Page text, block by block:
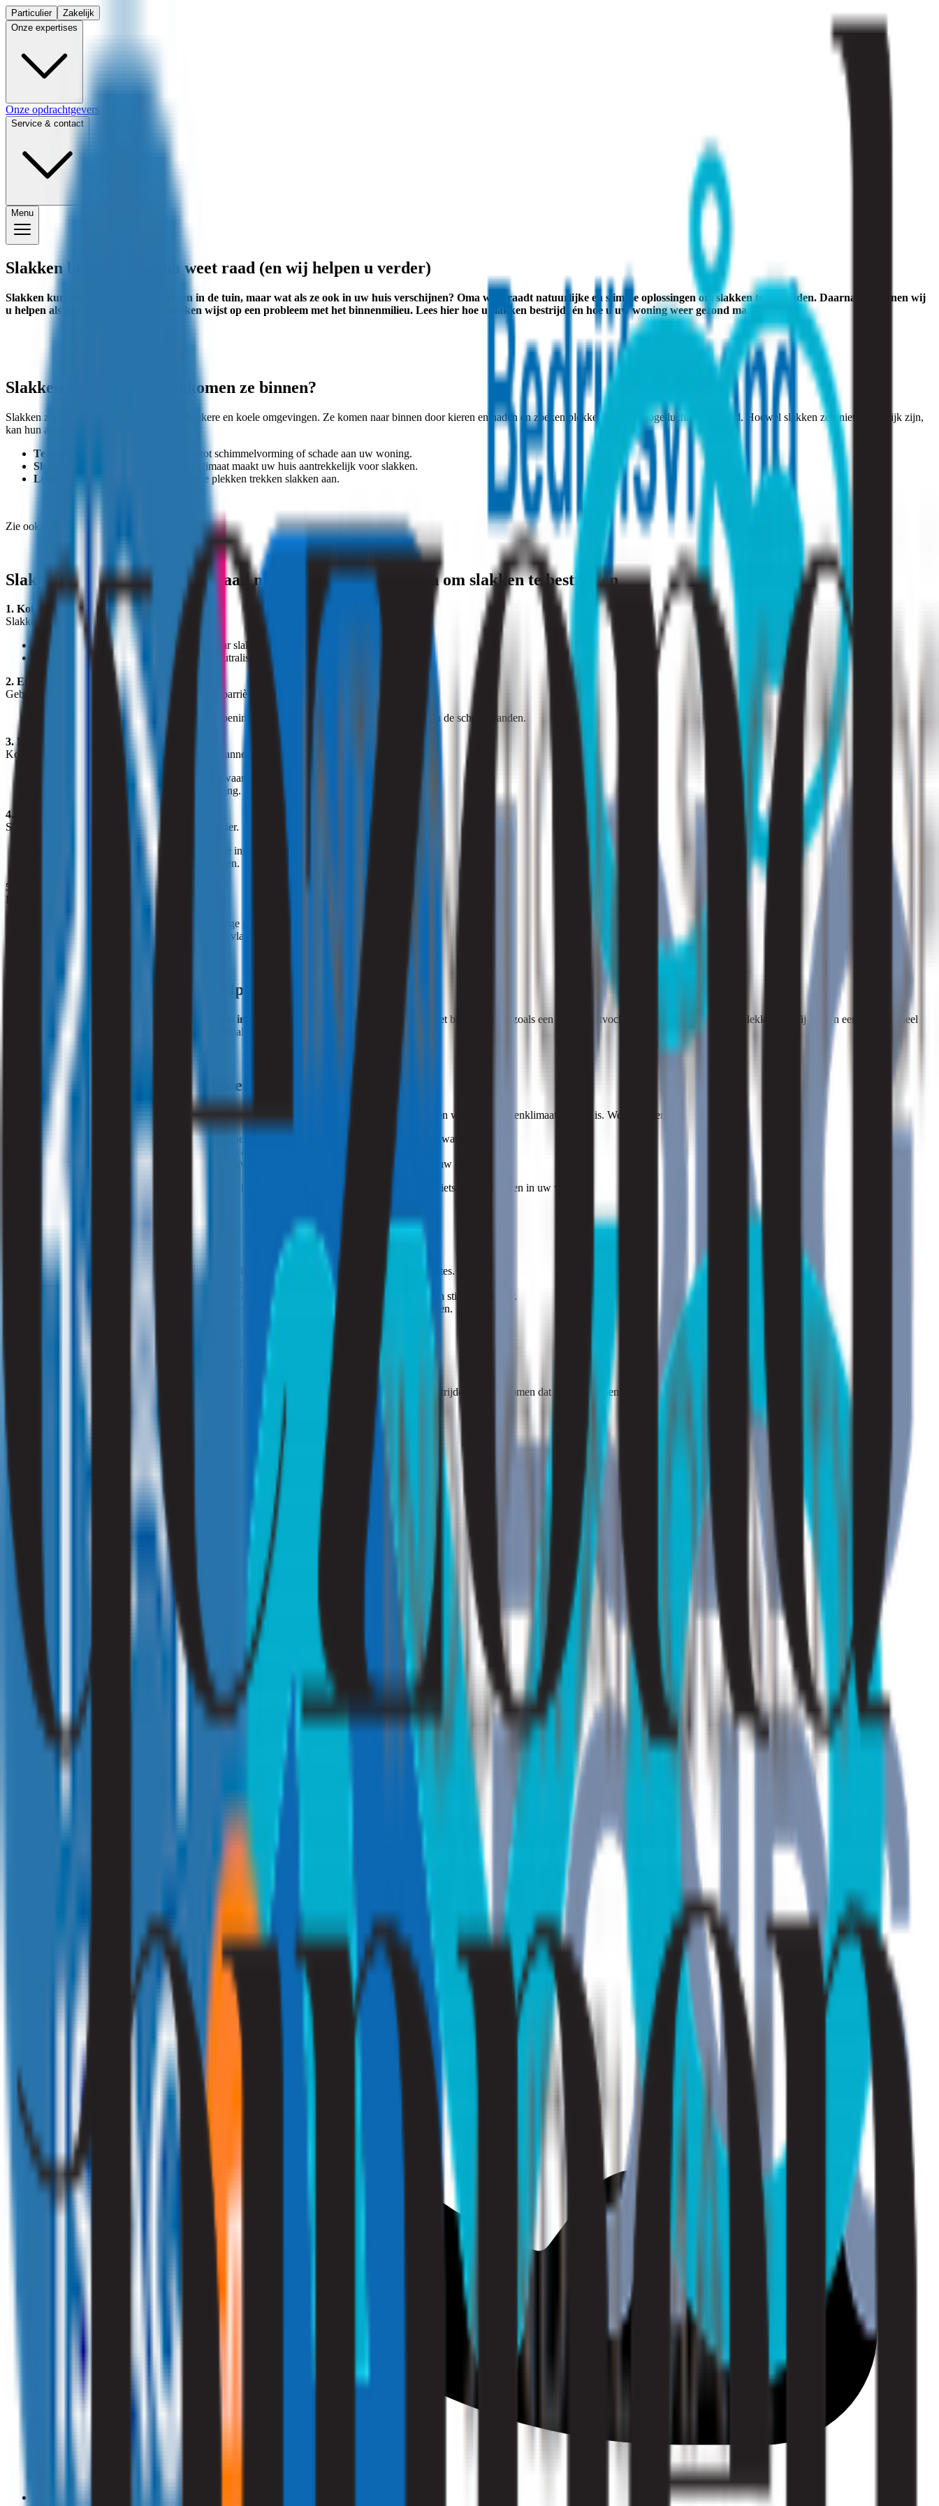
Particulier
Zakelijk
Onze expertises
Onze opdrachtgevers
Service & contact
Menu
Slakken bestrijden: oma weet raad (en wij helpen u verder)
Slakken kunnen veel schade aanrichten in de tuin, maar wat als ze ook in uw huis verschijnen? Oma weet raadt natuurlijke en slimme oplossingen om slakken te bestrijden. Daarnaast kunnen wij
u helpen als de aanwezigheid van slakken wijst op een probleem met het binnenmilieu. Lees hier hoe u slakken bestrijdt én hoe u uw woning weer gezond maakt.
Slakken in huis: waarom komen ze binnen?
Slakken zijn vaak te vinden in vochtige, donkere en koele omgevingen. Ze komen naar binnen door kieren en naden en zoeken plekken met een hoge luchtvochtigheid. Hoewel slakken zelf niet schadelijk zijn,
kan hun aanwezigheid een teken zijn van:
Te veel vocht in huis:
Dit kan leiden tot schimmelvorming of schade aan uw woning.
Slechte ventilatie:
Een slecht binnenklimaat maakt uw huis aantrekkelijk voor slakken.
Lekkages:
Stilstaand water en vochtige plekken trekken slakken aan.
Zie ook: oma weet raad tips voor in huis
Slakken bestrijden oma weet raad met natuurlijke manieren om slakken te bestrijden
1. Koffiedik: een barrière tegen slakken
Slakken houden niet van koffiedik.
Strooi koffiedik langs muren of hoeken waar slakken binnenkomen.
Dit helpt niet alleen tegen slakken, maar neutraliseert ook nare geuren.
2. Eierschalen: simpel en effectief
Gebroken eierschalen werken als een natuurlijke barrière.
Verdeel fijngestampte eierschalen bij deuropeningen of vochtige plekken. Slakken vermijden de scherpe randen.
3. Koperen strips of tape
Koper veroorzaakt een kleine elektrische schok wanneer slakken ermee in aanraking komen.
Plaats koperen strips of tape langs plekken waar slakken binnenkomen.
Dit is een herbruikbare en duurzame oplossing.
4. Bier vallen: lok en vang slakken
Slakken worden aangetrokken door de geur van bier.
Vul een schaaltje met bier en plaats het bij de ingang waar slakken naar binnen komen.
Slakken kruipen in het schaaltje en verdrinken.
5. Baking soda: bestrijden en voorkomen
Baking soda droogt slakken uit.
Strooi een dunne laag baking soda op vochtige plekken waar u slakken ziet.
Gebruik het spaarzaam om schade aan oppervlakken te voorkomen.
Heeft u slakken in huis? Wij helpen u verder
Komt u er niet uit wat de oorzaak is van slakken in huis?
Dat kan wijzen op een probleem in het binnenmilieu, zoals een hoge luchtvochtigheid, slechte ventilatie of lekkages. Wij voeren een professioneel
binnenmilieuonderzoek uit om de oorzaak te achterhalen en uw woning gezonder te maken.
Wat houdt een binnenmilieuonderzoek in?
Met een binnenmilieuonderzoek achterhalen we waarom slakken zich in uw huis bevinden en kijken we of het binnenklimaat gezond is. We controleren:
We meten de luchtvochtigheid en sporen eventuele lekkages of stilstaand water op.
We kijken of er schimmel aanwezig is die door het vocht is ontstaan.
We analyseren de luchtkwaliteit om te zien of deze schadelijk is voor uw gezondheid.
Slakken vormen op zichzelf geen direct gevaar, maar hun aanwezigheid kan een signaal zijn dat er iets moet gebeuren in uw woning.
Hoe voorkomt u slakken in huis?
Houd vocht onder controle:
Gebruik een vochtvreter of luchtontvochtiger in vochtige ruimtes.
Ventileer goed:
Zorg voor voldoende ventilatie om een gezond binnenklimaat te behouden.
Repareer lekkages:
Controleer en herstel lekkende kranen, leidingen en andere bronnen van stilstaand water.
Gebruik kit of tochtstrips om te voorkomen dat slakken binnenkomen.
Tot slot: oma weet raadt én wij staan klaar om te helpen
Met oma’s natuurlijke tips en ons professionele binnenmilieuonderzoek kunt u slakken effectief bestrijden én voorkomen dat ze terugkomen.
Hulp nodig?
Druk op onderstaande button die voor u van toepassing is.
Klik hier
Ik ben zakelijk
Vraag een offerte aan